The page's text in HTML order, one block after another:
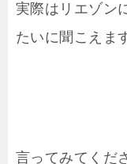
実際はリエゾン
たいに聞こえま
言ってみてくだ